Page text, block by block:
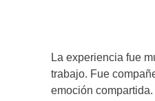
La experiencia fue
trabajo. Fue
emoción